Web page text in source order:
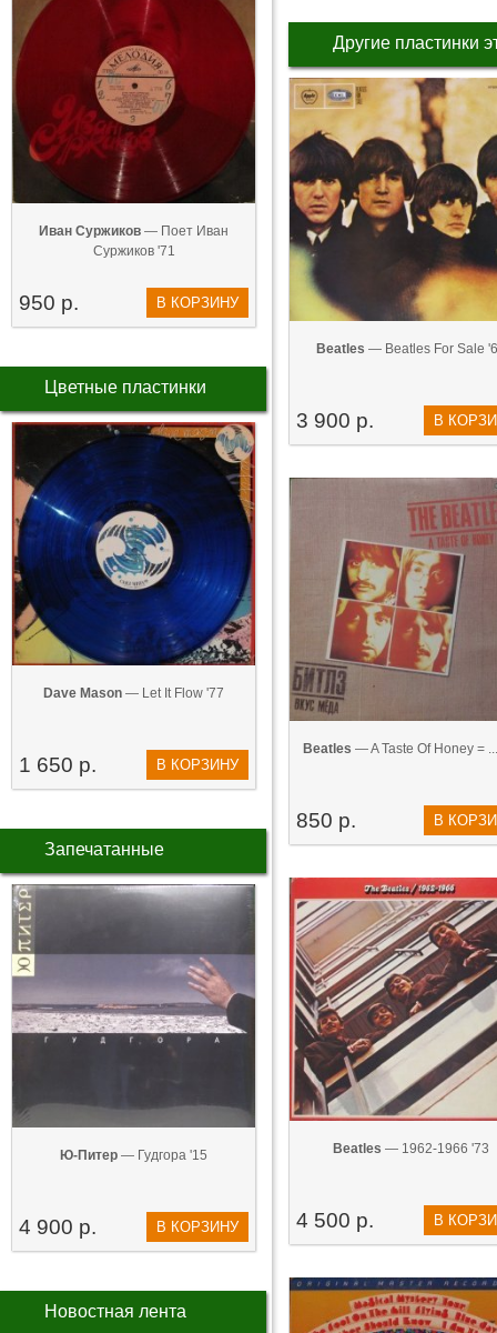
Иван Суржиков — Поет Иван
Суржиков '71
950 р. В КОРЗИНУ
Цветные пластинки
Dave Mason — Let It Flow '77
1 650 р. В КОРЗИНУ
Запечатанные
Ю-Питер — Гудгора '15
4 900 р. В КОРЗИНУ
Новостная лента
Другие пластинки
Beatles — Beatles For Sale
3 900 р. В
Beatles — A Taste Of Honey =
850 р. В
Beatles — 1962-1966 '73
4 500 р. В